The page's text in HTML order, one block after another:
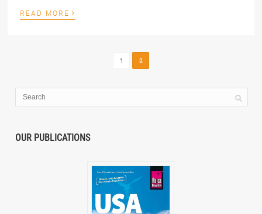
READ MORE ›
1 2
OUR PUBLICATIONS